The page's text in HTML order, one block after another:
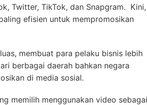
Twitter, TikTok, dan Snapgram. Kini,
efisien untuk mempromosikan
membuat para pelaku bisnis lebih
berbagai daerah bahkan negara
di media sosial.
memilih menggunakan video sebagai